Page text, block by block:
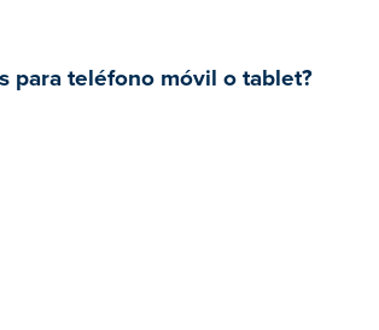
para teléfono móvil o tablet?